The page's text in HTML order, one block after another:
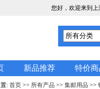
您好，欢迎来到
新品推荐 特价商
: 首页 >> 所有产品 >> 集邮用品 >>